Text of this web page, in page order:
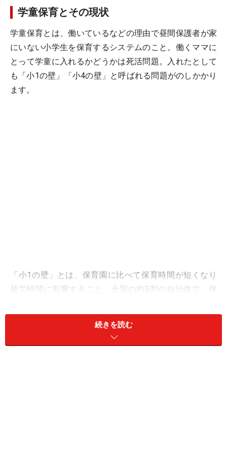
学童保育とその現状
学童保育とは、働いているなどの理由で昼間保護者が家
にいない小学生を保育するシステムのこと。働くママに
とって学童に入れるかどうかは死活問題。入れたとして
も「小1の壁」「小4の壁」と呼ばれる問題がのしかかり
ます。
「小1の壁」とは、保育園に比べて保育時間が短くなり
就労時間に影響すること。全国の約5割の自治体で、保
また「小4の壁」とは、学童には小学校3年生までしか預
続きを読む